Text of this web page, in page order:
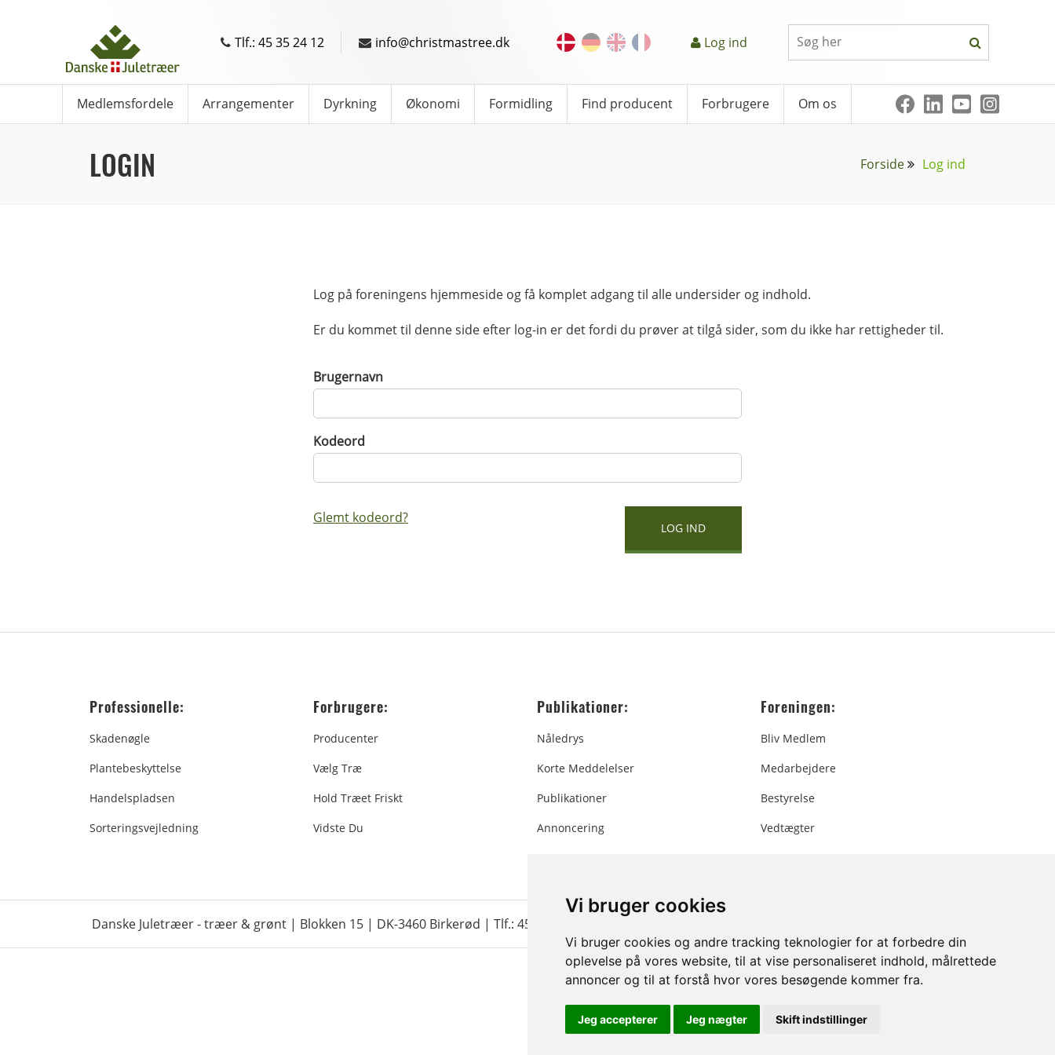
Vi bruger cookies
Vi bruger cookies og andre tracking teknologier for at forbedre din
oplevelse på vores website, til at vise personaliseret indhold, målrettede
annoncer og til at forstå hvor vores besøgende kommer fra.
Jeg accepterer Jeg nægter Skift indstillinger
Tlf.: 45 35 24 12 info@christmastree.dk Log ind
Medlemsfordele Arrangementer Dyrkning Økonomi Formidling Find producent Forbrugere Om os
LOGIN Forside Log ind
Log på foreningens hjemmeside og få komplet adgang til alle undersider og indhold.
Er du kommet til denne side efter log-in er det fordi du prøver at tilgå sider, som du ikke har rettigheder til.
Brugernavn
Kodeord
Glemt kodeord?
Professionelle:
Skadenøgle
Plantebeskyttelse
Handelspladsen
Sorteringsvejledning
Forbrugere:
Producenter
Vælg Træ
Hold Træet Friskt
Vidste Du
Publikationer:
Nåledrys
Korte Meddelelser
Publikationer
Annoncering
Foreningen:
Bliv Medlem
Medarbejdere
Bestyrelse
Vedtægter
Danske Juletræer - træer & grønt | Blokken 15 | DK-3460 Birkerød | Tlf.: 45 35 24 12